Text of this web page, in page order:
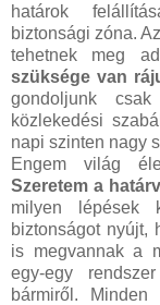
határok
biztonsági zóna.
tehetnek meg
szüksége van
gondoljunk
közlekedési
napi szinten nagy
Engem világ
Szeretem a
milyen lépések
biztonságot nyújt,
is megvannak a
egy-egy
bármiről. Minden